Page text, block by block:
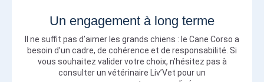
Un engagement à long terme
Il ne suffit pas d’aimer les grands chiens : le Cane Corso a
besoin d’un cadre, de cohérence et de responsabilité. Si
vous souhaitez valider votre choix, n’hésitez pas à
consulter un vétérinaire Liv’Vet pour un